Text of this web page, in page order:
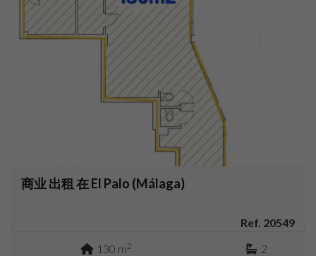
商业 出租 在 El Palo (Málaga)
Ref. 20549
130 m2 2